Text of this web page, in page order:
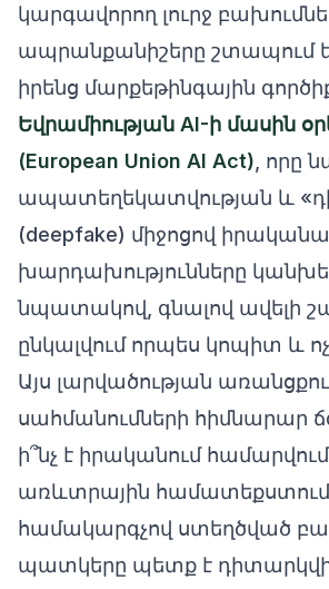
կարգավորող լուրջ
ապրանքանիշերը շտապում
իրենց մարքեթինգային
Եվրամիության AI-ի մասին
(European Union AI Act) , որը
ապատեղեկատվության և
(deepfake) միջոցով
խարդախությունները
նպատակով, գնալով ավելի
ընկալվում որպես կոպիտ և ոչ
Այս լարվածության
սահմանումների հիմնարար
ի՞նչ է իրականում
առևտրային
համակարգչով ստեղծված
պատկերը պետք է դիտարկվի